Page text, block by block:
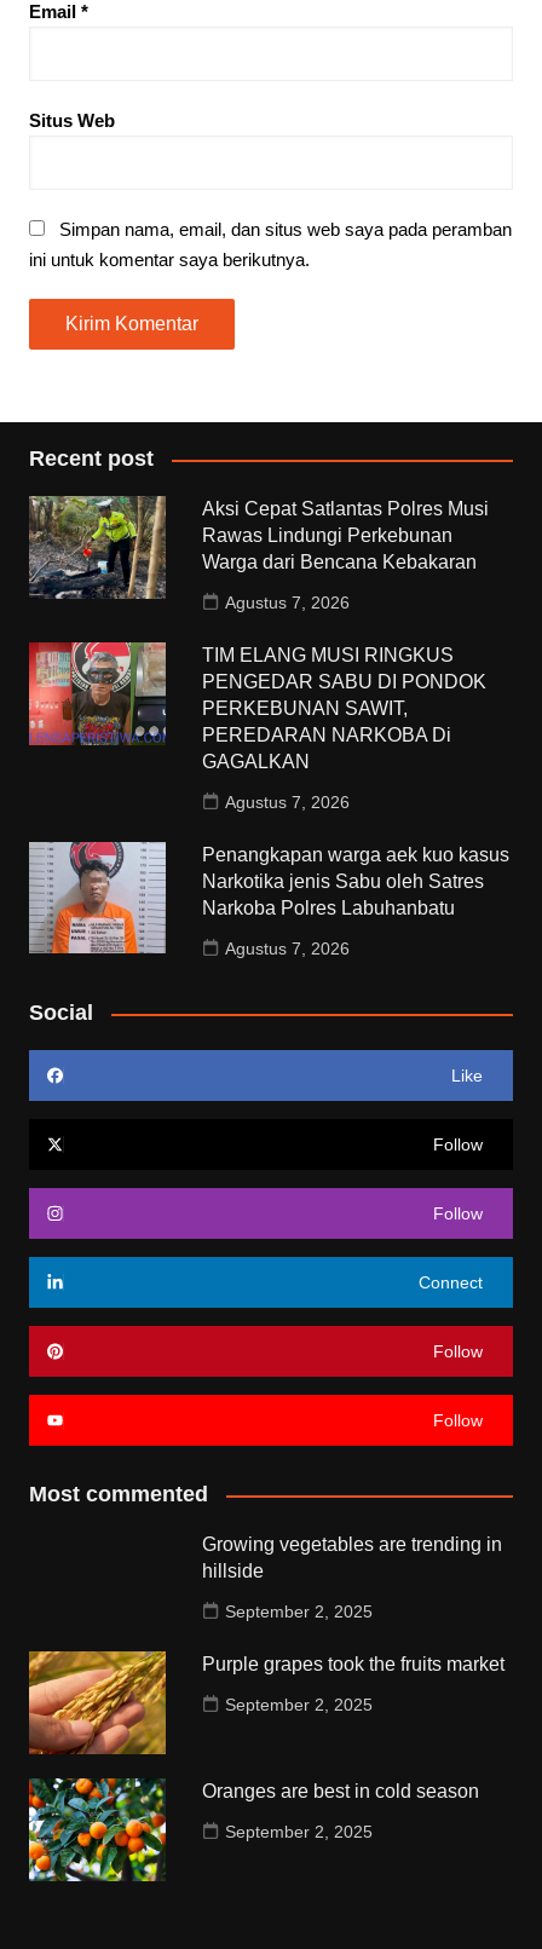
Email *
Situs Web
Simpan nama, email, dan situs web saya pada peramban
ini untuk komentar saya berikutnya.
Recent post
Aksi Cepat Satlantas Polres Musi
Rawas Lindungi Perkebunan
Warga dari Bencana Kebakaran
Agustus 7, 2026
TIM ELANG MUSI RINGKUS
PENGEDAR SABU DI PONDOK
PERKEBUNAN SAWIT,
PEREDARAN NARKOBA Di
GAGALKAN
Agustus 7, 2026
Penangkapan warga aek kuo kasus
Narkotika jenis Sabu oleh Satres
Narkoba Polres Labuhanbatu
Agustus 7, 2026
Social
Like
Follow
Follow
Connect
Follow
Follow
Most commented
Growing vegetables are trending in
hillside
September 2, 2025
Purple grapes took the fruits market
September 2, 2025
Oranges are best in cold season
September 2, 2025